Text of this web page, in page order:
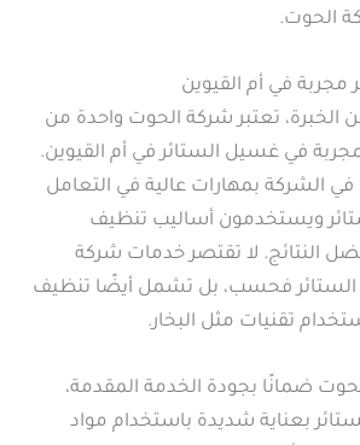
الحوت.
في أم القيوين
تعتبر شركة الحوت واحدة من
في غسيل الستائر في أم القيوين.
الشركة بمهارات عالية في التعامل
ويستخدمون أساليب تنظيف
النتائج. لا تقتصر خدمات شركة
فحسب، بل تشمل أيضًا تنظيف
تقنيات مثل البخار.
ضمانًا بجودة الخدمة المقدمة،
بعناية شديدة باستخدام مواد